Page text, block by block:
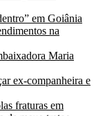
em Goiânia
na
Maria
ex-companheira e
fraturas em